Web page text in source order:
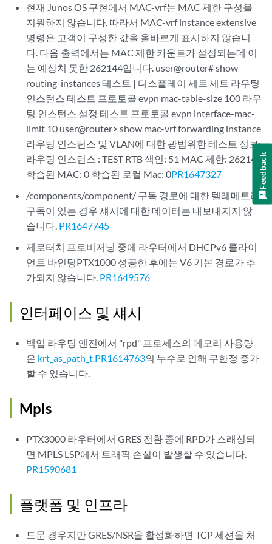
현재 Junos OS 구현에서 MAC-vrf는 MAC 제한 구성을
지원하지 않습니다. 따라서 MAC-vrf instance extensive
명령은 고객이 구성한 값을 올바르게 표시하지 않습니
다. 다음 출력에서는 MAC 제한 카운트가 설정되는데 이
는 예상치 못한 262144입니다. user@router# show
routing-instances 테스트 | 디스플레이 세트 세트 라우팅
인스턴스 테스트 프로토콜 evpn mac-table-size 100 라우
팅 인스턴스 설정 테스트 프로토콜 evpn interface-mac-
limit 10 user@router> show mac-vrf forwarding instance
라우팅 인스턴스 및 VLAN에 대한 광범위한 테스트 정보:
라우팅 인스턴스 : TEST RTB 색인: 51 MAC 제한: 262144
학습된 MAC: 0 학습된 로컬 Mac: 0PR1647327
/components/component/ 구독 경로에 대한 텔레메트리
구독이 있는 경우 섀시에 대한 데이터는 내보내지지 않
습니다. PR1647745
제로터치 프로비저닝 중에 라우터에서 DHCPv6 클라이
언트 바인딩PTX1000 성공한 후에는 V6 기본 경로가 추
가되지 않습니다. PR1649576
인터페이스 및 섀시
백업 라우팅 엔진에서 "rpd" 프로세스의 메모리 사용량
은 krt_as_path_t.PR1614763의 누수로 인해 무한정 증가
할 수 있습니다.
Mpls
PTX3000 라우터에서 GRES 전환 중에 RPD가 스래싱되
면 MPLS LSP에서 트래픽 손실이 발생할 수 있습니다.
PR1590681
플랫폼 및 인프라
드문 경우지만 GRES/NSR을 활성화하면 TCP 세션을 처
Feedback